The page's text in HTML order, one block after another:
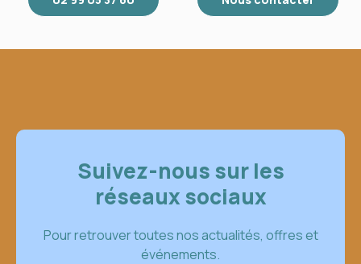
Suivez-nous sur les
réseaux sociaux
Pour retrouver toutes nos actualités, offres et
événements.